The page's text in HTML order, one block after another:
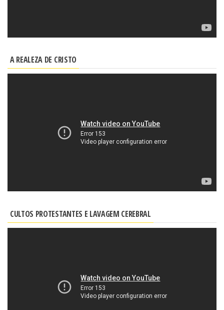
A REALEZA DE CRISTO
CULTOS PROTESTANTES E LAVAGEM CEREBRAL